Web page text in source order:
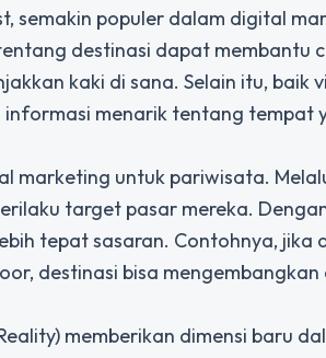
semakin populer dalam digital
destinasi dapat membantu
kaki di sana. Selain itu, baik
menarik tentang tempat
marketing untuk pariwisata.
target pasar mereka.
tepat sasaran. Contohnya, jika
destinasi bisa mengembangkan
memberikan dimensi baru